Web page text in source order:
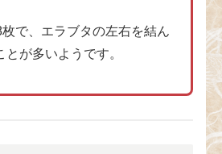
で、エラブタの左右を結ん
が多いようです。